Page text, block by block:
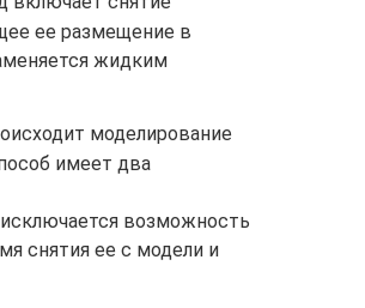
ее размещение в
жидким
моделирование
имеет два
возможность
снятия ее с модели и